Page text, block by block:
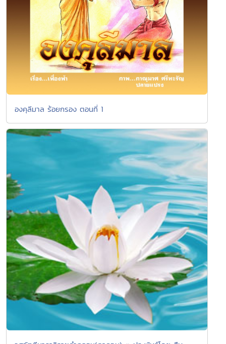
องคุลีมาล ร้อยกรอง ตอนที่ 1